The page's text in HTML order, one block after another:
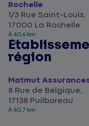
Rochelle
1/3 Rue Saint-Louis,
17000 La Rochelle
À 60,6 km
région
Matmut
8 Rue de Belgique,
17138 Puilboreau
À 60,7 km